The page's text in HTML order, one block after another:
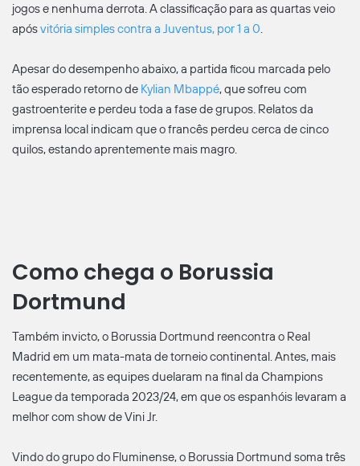
jogos e nenhuma derrota. A classificação para as quartas veio
apósvitória simples contra a Juventus, por 1 a 0.
Apesar do desempenho abaixo, a partida ficou marcada pelo
tão esperado retorno de Kylian Mbappé, que sofreu com
gastroenterite e perdeu toda a fase de grupos. Relatos da
imprensa local indicam que o francês perdeu cerca de cinco
quilos, estando aprentemente mais magro.
Como chega o Borussia
Dortmund
Também invicto, o Borussia Dortmund reencontra o Real
Madrid em um mata-mata de torneio continental. Antes, mais
recentemente, as equipes duelaram na final da Champions
League da temporada 2023/24, em que os espanhóis levaram a
melhor com show de Vini Jr.
Vindo do grupo do Fluminense, o Borussia Dortmund soma três